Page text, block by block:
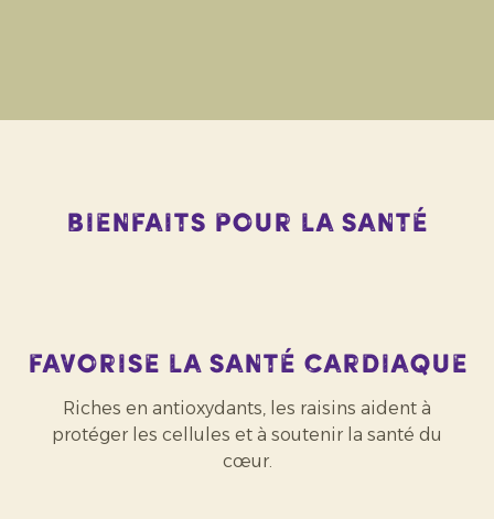
Bienfaits pour la santé
Favorise la santé cardiaque
Riches en antioxydants, les raisins aident à
protéger les cellules et à soutenir la santé du
cœur.